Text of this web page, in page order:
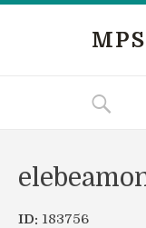
ID: 183756